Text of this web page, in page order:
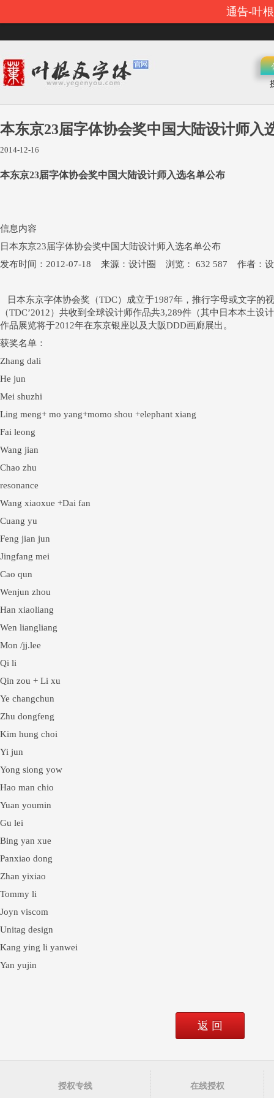
通告-叶
本东京23届字体协会奖中国大陆设计师入
2014-12-16
本东京23届字体协会奖中国大陆设计师入选名单公布
信息内容
日本东京23届字体协会奖中国大陆设计师入选名单公布
发布时间：2012-07-18 来源：设计圈 浏览： 632 587 作者：
日本东京字体协会奖（TDC）成立于1987年，推行字母或文字的
（TDC’2012）共收到全球设计师作品共3,289件（其中日本本土设
作品展览将于2012年在东京银座以及大阪DDD画廊展出。
获奖名单：
Zhang dali
He jun
Mei shuzhi
Ling meng+ mo yang+momo shou +elephant xiang
Fai leong
Wang jian
Chao zhu
resonance
Wang xiaoxue +Dai fan
Cuang yu
Feng jian jun
Jingfang mei
Cao qun
Wenjun zhou
Han xiaoliang
Wen liangliang
Mon /jj.lee
Qi li
Qin zou + Li xu
Ye changchun
Zhu dongfeng
Kim hung choi
Yi jun
Yong siong yow
Hao man chio
Yuan youmin
Gu lei
Bing yan xue
Panxiao dong
Zhan yixiao
Tommy li
Joyn viscom
Unitag design
Kang ying li yanwei
Yan yujin
返 回
授权专线 在线授权